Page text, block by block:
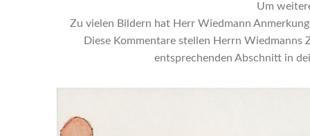
Um
Zu vielen Bildern hat Herr Wiedmann
Diese Kommentare stellen Herrn Wiedmanns
entsprechenden Abschnitt in